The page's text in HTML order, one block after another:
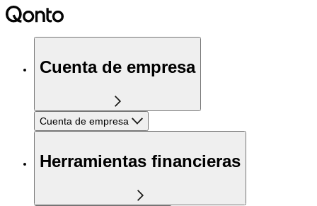
Cuenta de empresa
Cuenta de empresa
Herramientas financieras